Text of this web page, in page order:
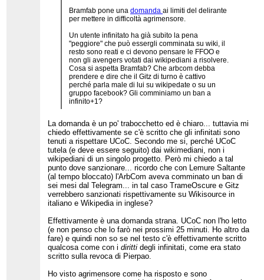
Bramfab pone unadomandaai limiti del delirante
per mettere in difficoltà agrimensore.
Un utente infinitato ha già subito la pena
"peggiore" che può essergli comminata su wiki, il
resto sono reati e ci devono pensare le FFOO e
non gli avengers votati dai wikipediani a risolvere.
Cosa si aspetta Bramfab? Che arbcom debba
prendere e dire che il Gitz di turno è cattivo
perché parla male di lui su wikipedate o su un
gruppo facebook? Gli comminiamo un ban a
infinito+1?
La domanda è un po' trabocchetto ed è chiaro... tuttavia mi
chiedo effettivamente se c'è scritto che gli infinitati sono
tenuti a rispettare UCoC. Secondo me si, perché UCoC
tutela (e deve essere seguito) dai wikimediani, non i
wikipediani di un singolo progetto. Però mi chiedo a tal
punto dove sanzionare... ricordo che con Lemure Saltante
(al tempo bloccato) l'ArbCom aveva comminato un ban di
sei mesi dal Telegram... in tal caso TrameOscure e Gitz
verrebbero sanzionati rispettivamente su Wikisource in
italiano e Wikipedia in inglese?
Effettivamente è una domanda strana. UCoC non l'ho letto
(e non penso che lo farò nei prossimi 25 minuti. Ho altro da
fare) e quindi non so se nel testo c'è effettivamente scritto
qualcosa come con idiritti degli infinitati, come era stato
scritto sulla revoca di Pierpao.
Ho visto agrimensore come ha risposto e sono